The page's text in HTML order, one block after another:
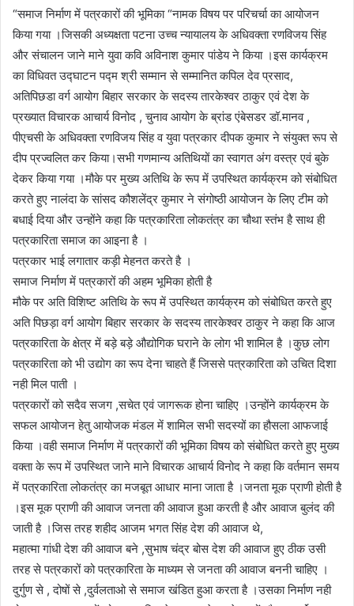
“समाज निर्माण में पत्रकारों की भूमिका “नामक विषय पर परिचर्चा का आयोजन
किया गया ।जिसकी अध्यक्षता पटना उच्च न्यायालय के अधिवक्ता रणविजय सिंह
और संचालन जाने माने युवा कवि अविनाश कुमार पांडेय ने किया ।इस कार्यक्रम
का विधिवत उद्घाटन पद्म श्री सम्मान से सम्मानित कपिल देव प्रसाद,
अतिपिछडा वर्ग आयोग बिहार सरकार के सदस्य तारकेश्वर ठाकुर एवं देश के
प्रख्यात विचारक आचार्य विनोद , चुनाव आयोग के ब्रांड एंबेसडर डॉ.मानव ,
पीएचसी के अधिवक्ता रणविजय सिंह व युवा पत्रकार दीपक कुमार ने संयुक्त रूप से
दीप प्रज्वलित कर किया।सभी गणमान्य अतिथियों का स्वागत अंग वस्त्र एवं बुके
देकर किया गया ।मौके पर मुख्य अतिथि के रूप में उपस्थित कार्यक्रम को संबोधित
करते हुए नालंदा के सांसद कौशलेंद्र कुमार ने संगोष्ठी आयोजन के लिए टीम को
बधाई दिया और उन्होंने कहा कि पत्रकारिता लोकतंत्र का चौथा स्तंभ है साथ ही
पत्रकारिता समाज का आइना है ।
पत्रकार भाई लगातार कड़ी मेहनत करते है ।
समाज निर्माण में पत्रकारों की अहम भूमिका होती है
मौके पर अति विशिष्ट अतिथि के रूप में उपस्थित कार्यक्रम को संबोधित करते हुए
अति पिछड़ा वर्ग आयोग बिहार सरकार के सदस्य तारकेश्वर ठाकुर ने कहा कि आज
पत्रकारिता के क्षेत्र में बड़े बड़े औद्योगिक घराने के लोग भी शामिल है ।कुछ लोग
पत्रकारिता को भी उद्योग का रूप देना चाहते हैं जिससे पत्रकारिता को उचित दिशा
नही मिल पाती ।
पत्रकारों को सदैव सजग ,सचेत एवं जागरूक होना चाहिए ।उन्होंने कार्यक्रम के
सफल आयोजन हेतु आयोजक मंडल में शामिल सभी सदस्यों का हौसला आफजाई
किया ।वही समाज निर्माण में पत्रकारों की भूमिका विषय को संबोधित करते हुए मुख्य
वक्ता के रूप में उपस्थित जाने माने विचारक आचार्य विनोद ने कहा कि वर्तमान समय
में पत्रकारिता लोकतंत्र का मजबूत आधार माना जाता है ।जनता मूक प्राणी होती है
।इस मूक प्राणी की आवाज जनता की आवाज हुआ करती है और आवाज बुलंद की
जाती है ।जिस तरह शहीद आजम भगत सिंह देश की आवाज थे,
महात्मा गांधी देश की आवाज बने ,सुभाष चंद्र बोस देश की आवाज हुए ठीक उसी
तरह से पत्रकारों को पत्रकारिता के माध्यम से जनता की आवाज बननी चाहिए ।
दुर्गुण से , दोषों से ,दुर्वलताओ से समाज खंडित हुआ करता है ।उसका निर्माण नही